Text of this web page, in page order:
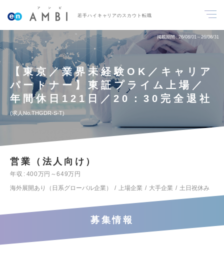
若手ハイキャリアのスカウト転職
掲載期間 26/08/01～26/08/31
【東京／業界未経験OK／キャリア
パートナー】東証プライム上場／
年間休日121日／20：30完全退社
求人No.THGDR-S-T
営業（法人向け）
年収
400万円～649万円
海外展開あり（日系グローバル企業）
上場企業 大手企業 土日祝休み
募集情報